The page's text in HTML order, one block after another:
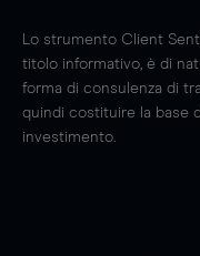
Lo strumento Client
titolo informativo, è di
forma di consulenza di
quindi costituire la base
investimento.